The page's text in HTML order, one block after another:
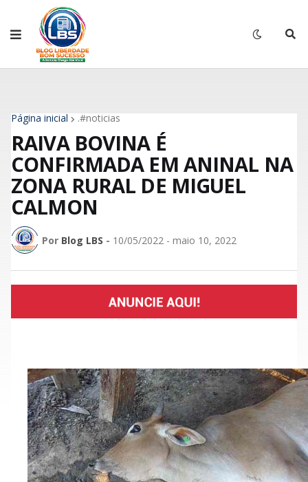
Página inicial .#noticias
RAIVA BOVINA É
CONFIRMADA EM ANINAL NA
ZONA RURAL DE MIGUEL
CALMON
Por Blog LBS - 10/05/2022 - maio 10, 2022